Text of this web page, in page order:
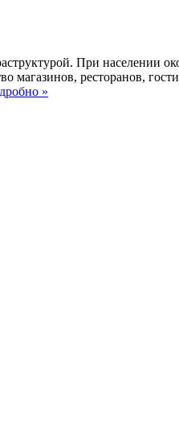
При населении
магазинов, ресторанов,
»